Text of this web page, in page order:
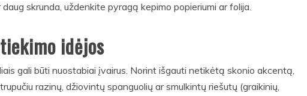
skrunda, uždenkite pyragą kepimo popieriumi ar folija.
idėjos
gali būti nuostabiai įvairus. Norint išgauti netikėtą skonio akcentą,
razinų, džiovintų spanguolių ar smulkintų riešutų (graikinių,